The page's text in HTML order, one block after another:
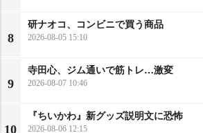
8
研ナオコ、コンビニで買う商品
2026-08-05 15:10
9
寺田心、ジム通いで筋トレ…激変
2026-08-07 10:46
10
『ちいかわ』新グッズ説明文に恐怖
2026-08-06 12:15